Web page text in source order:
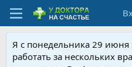
Я с понедельника 29
работать за нескольких